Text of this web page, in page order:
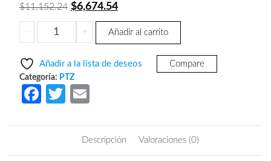
$11,152.24 El
precio
original
$11,152.24.
$6,674.54El
precio
$6,674.54.
-
DAHUA
SD49216UEN-
Camara
IP
+ Añadir al carrito
Añadir a la lista de deseos Compare
Categoría: PTZ
Fa
T
itt
ail
Descripción Valoraciones (0)